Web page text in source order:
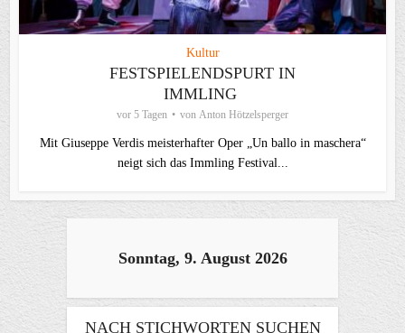
Kultur
FESTSPIELENDSPURT IN
IMMLING
vor 5 Tagen von Anton Hötzelsperger
Mit Giuseppe Verdis meisterhafter Oper „Un ballo in maschera“
neigt sich das Immling Festival...
Sonntag, 9. August 2026
NACH STICHWORTEN SUCHEN